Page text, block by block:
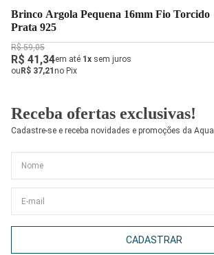
Brinco Argola Pequena 16mm Fio Torcido
Prata 925
R$ 59,05
R$ 41,34em até 1x sem juros
ouR$ 37,21no Pix
Receba ofertas exclusivas!
Cadastre-se e receba novidades e promoções da Aqua
CADASTRAR